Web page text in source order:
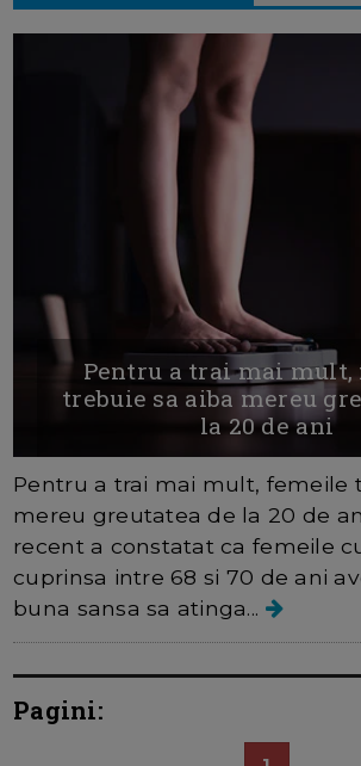
Pentru a trai mai
trebuie sa aiba mereu
la 20 de ani
Pentru a trai mai mult, femeile
mereu greutatea de la 20 de
recent a constatat ca femeile
cuprinsa intre 68 si 70 de ani
buna sansa sa atinga...
Pagini: